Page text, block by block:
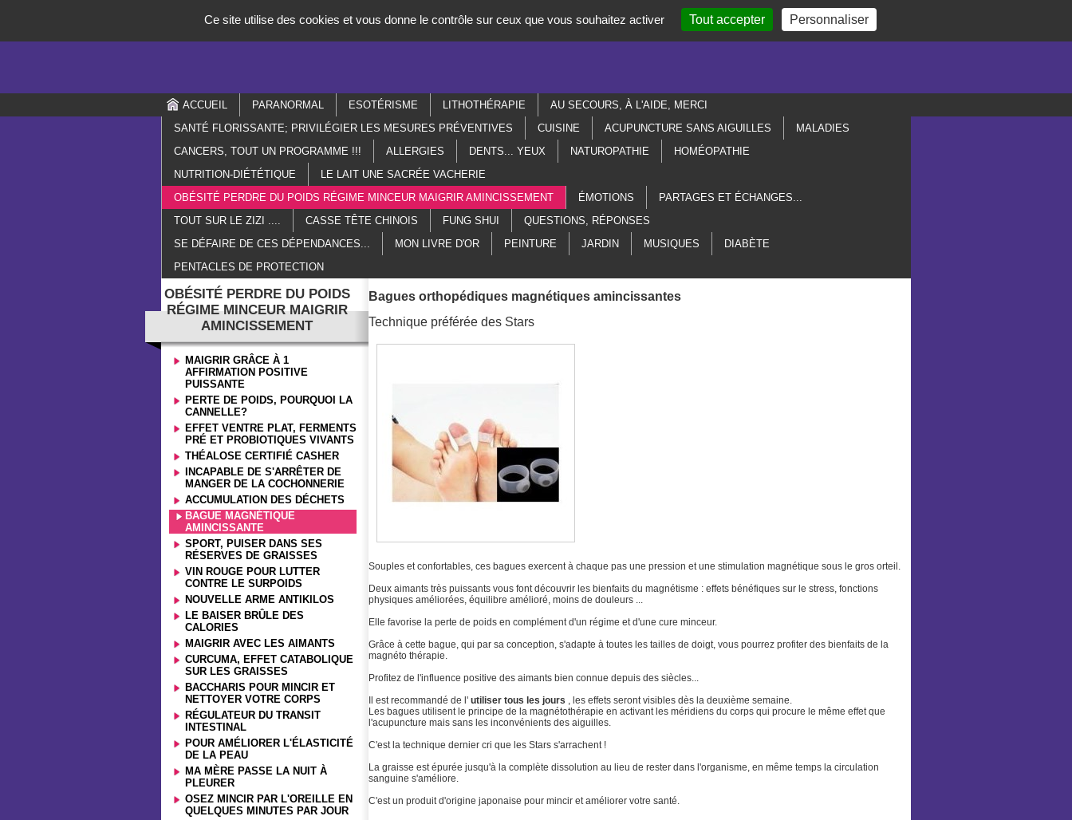
ACCUEIL PARANORMAL ESOTÉRISME LITHOTHÉRAPIE
AU SECOURS, À L'AIDE, MERCI
SANTÉ FLORISSANTE; PRIVILÉGIER LES MESURES PRÉVENTIVES
CUISINE ACUPUNCTURE SANS AIGUILLES
MALADIES
CANCERS, TOUT UN PROGRAMME !!!
ALLERGIES DENTS... YEUX NATUROPATHIE
HOMÉOPATHIE
NUTRITION-DIÉTÉTIQUE
LE LAIT UNE SACRÉE VACHERIE
OBÉSITÉ PERDRE DU POIDS RÉGIME MINCEUR MAIGRIR AMINCISSEMENT
ÉMOTIONS
PARTAGES ET ÉCHANGES...
TOUT SUR LE ZIZI ....
CASSE TÊTE CHINOIS FUNG SHUI
QUESTIONS, RÉPONSES
SE DÉFAIRE DE CES DÉPENDANCES...
MON LIVRE D'OR PEINTURE JARDIN MUSIQUES
DIABÈTE
PENTACLES DE PROTECTION
OBÉSITÉ PERDRE DU POIDS
RÉGIME MINCEUR MAIGRIR
AMINCISSEMENT
MAIGRIR GRÂCE À 1
AFFIRMATION POSITIVE
PUISSANTE
PERTE DE POIDS, POURQUOI LA
CANNELLE?
EFFET VENTRE PLAT, FERMENTS
PRÉ ET PROBIOTIQUES VIVANTS
THÉALOSE CERTIFIÉ CASHER
INCAPABLE DE S'ARRÊTER DE
MANGER DE LA COCHONNERIE
ACCUMULATION DES DÉCHETS
BAGUE MAGNÉTIQUE
AMINCISSANTE
SPORT, PUISER DANS SES
RÉSERVES DE GRAISSES
VIN ROUGE POUR LUTTER
CONTRE LE SURPOIDS
NOUVELLE ARME ANTIKILOS
LE BAISER BRÛLE DES
CALORIES
MAIGRIR AVEC LES AIMANTS
CURCUMA, EFFET CATABOLIQUE
SUR LES GRAISSES
BACCHARIS POUR MINCIR ET
NETTOYER VOTRE CORPS
RÉGULATEUR DU TRANSIT
INTESTINAL
POUR AMÉLIORER L'ÉLASTICITÉ
DE LA PEAU
MA MÈRE PASSE LA NUIT À
PLEURER
OSEZ MINCIR PAR L'OREILLE EN
QUELQUES MINUTES PAR JOUR
Bagues orthopédiques magnétiques amincissantes
Technique préférée des Stars
Souples et confortables, ces bagues exercent à chaque pas une pression et une stimulation magnétique sous le gros orteil.
Deux aimants très puissants vous font découvrir les bienfaits du magnétisme : effets bénéfiques sur le stress, fonctions
physiques améliorées, équilibre amélioré, moins de douleurs ...
Elle favorise la perte de poids en complément d'un régime et d'une cure minceur.
Grâce à cette bague, qui par sa conception, s'adapte à toutes les tailles de doigt, vous pourrez profiter des bienfaits de la
magnéto thérapie.
Profitez de l'influence positive des aimants bien connue depuis des siècles...
Il est recommandé de l' utiliser tous les jours , les effets seront visibles dès la deuxième semaine.
Les bagues utilisent le principe de la magnétothérapie en activant les méridiens du corps qui procure le même effet que
l'acupuncture mais sans les inconvénients des aiguilles.
C'est la technique dernier cri que les Stars s'arrachent !
La graisse est épurée jusqu'à la complète dissolution au lieu de rester dans l'organisme, en même temps la circulation
sanguine s'améliore.
C'est un produit d'origine japonaise pour mincir et améliorer votre santé.
Ce site utilise des cookies et vous donne le contrôle sur ceux que vous souhaitez activer Tout accepter Personnaliser